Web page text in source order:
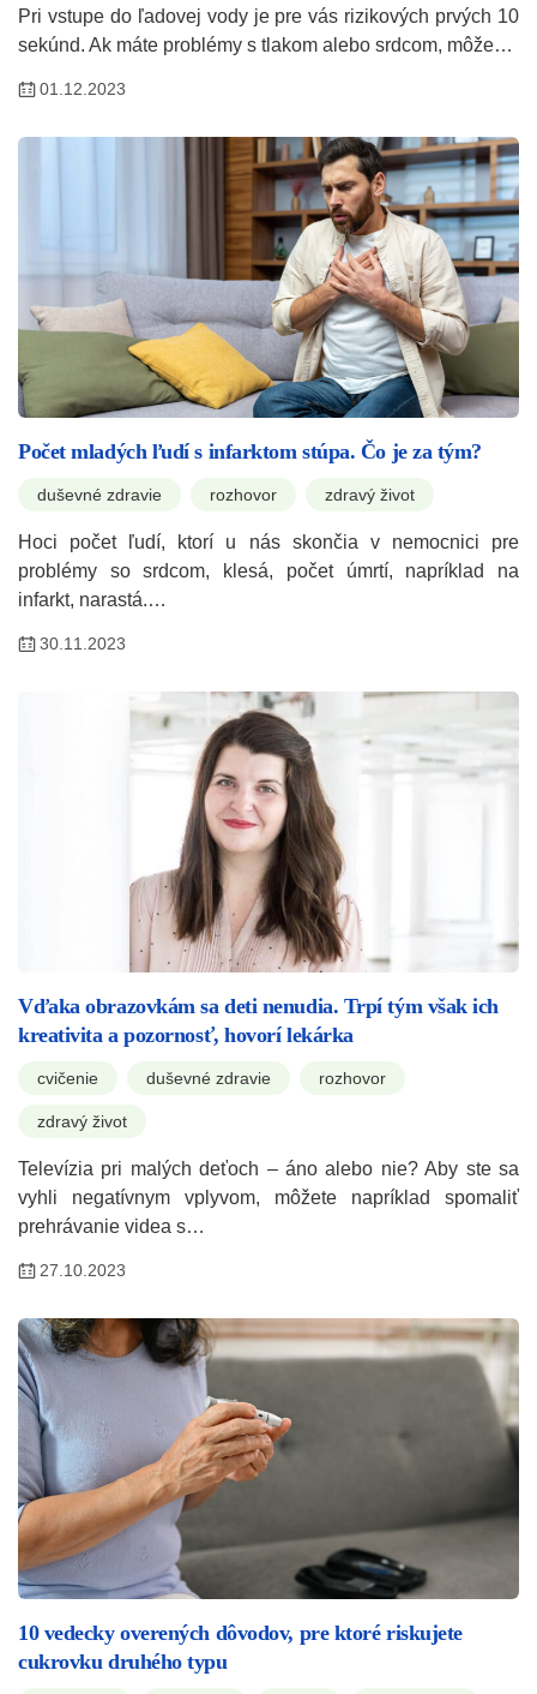
Pri vstupe do ľadovej vody je pre vás rizikových prvých 10
sekúnd. Ak máte problémy s tlakom alebo srdcom, môže…
01.12.2023
Počet mladých ľudí s infarktom stúpa. Čo je za tým?
duševné zdravie rozhovor zdravý život
Hoci počet ľudí, ktorí u nás skončia v nemocnici pre
problémy so srdcom, klesá, počet úmrtí, napríklad na
infarkt, narastá.…
30.11.2023
Vďaka obrazovkám sa deti nenudia. Trpí tým však ich
kreativita a pozornosť, hovorí lekárka
cvičenie duševné zdravie rozhovor
zdravý život
Televízia pri malých deťoch – áno alebo nie? Aby ste sa
vyhli negatívnym vplyvom, môžete napríklad spomaliť
prehrávanie videa s…
27.10.2023
10 vedecky overených dôvodov, pre ktoré riskujete
cukrovku druhého typu